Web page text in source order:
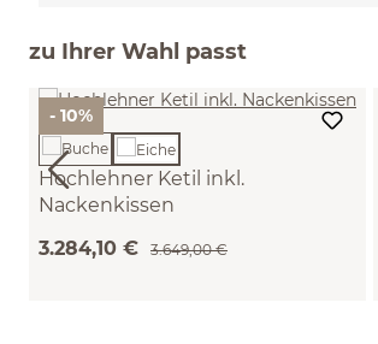
zu Ihrer Wahl passt
- 10%
Hochlehner Ketil inkl.
Nackenkissen
3.284,10 € 3.649,00 €